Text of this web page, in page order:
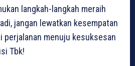
langkah-langkah meraih
jangan lewatkan kesempatan
perjalanan menuju kesuksesan
Tbk!